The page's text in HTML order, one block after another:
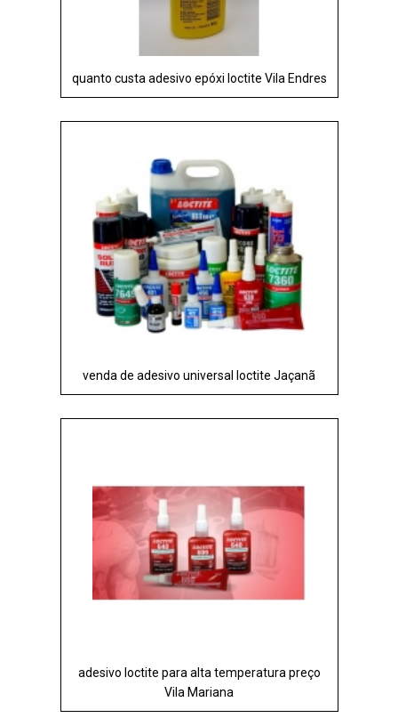
quanto custa adesivo epóxi loctite Vila Endres
venda de adesivo universal loctite Jaçanã
adesivo loctite para alta temperatura preço
Vila Mariana